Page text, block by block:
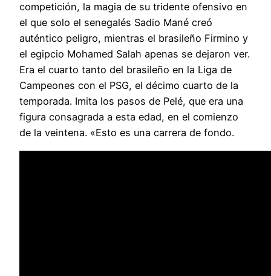
competición, la magia de su tridente ofensivo en
el que solo el senegalés Sadio Mané creó
auténtico peligro, mientras el brasileño Firmino y
el egipcio Mohamed Salah apenas se dejaron ver.
Era el cuarto tanto del brasileño en la Liga de
Campeones con el PSG, el décimo cuarto de la
temporada. Imita los pasos de Pelé, que era una
figura consagrada a esta edad, en el comienzo
de la veintena. «Esto es una carrera de fondo.